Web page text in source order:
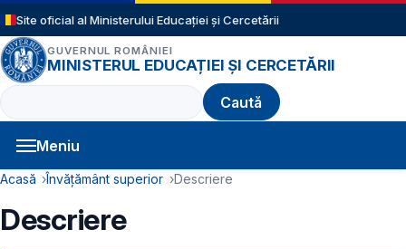
Sari la conținutul principal
Site oficial al Ministerului Educației și Cercetării
GUVERNUL ROMÂNIEI
MINISTERUL EDUCAȚIEI ȘI CERCETĂRII
Caută
Meniu
Navigație principală
Cale de navigare
Acasă Învățământ superior Descriere
Descriere